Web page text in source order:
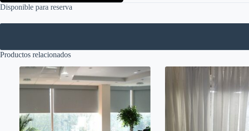
Disponible para reserva
Productos relacionados